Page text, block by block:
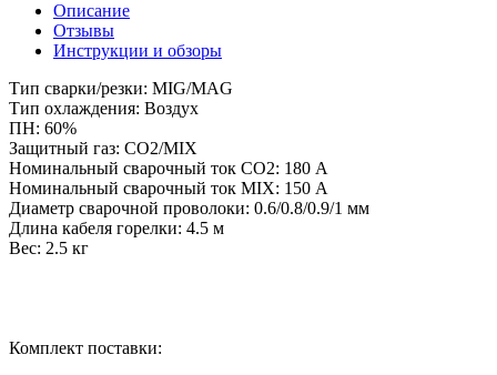
Описание
Отзывы
Инструкции и обзоры
Тип сварки/резки: MIG/MAG
Тип охлаждения: Воздух
ПН: 60%
Защитный газ: CO2/MIX
Номинальный сварочный ток CO2: 180 А
Номинальный сварочный ток MIX: 150 А
Диаметр сварочной проволоки: 0.6/0.8/0.9/1 мм
Длина кабеля горелки: 4.5 м
Вес: 2.5 кг
Комплект поставки: